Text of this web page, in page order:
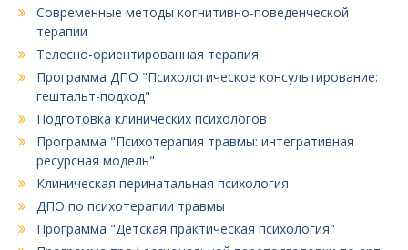
Современные методы когнитивно-поведенческой
терапии
Телесно-ориентированная терапия
Программа ДПО "Психологическое консультирование:
гештальт-подход"
Подготовка клинических психологов
Программа "Психотерапия травмы: интегративная
ресурсная модель"
Клиническая перинатальная психология
ДПО по психотерапии травмы
Программа "Детская практическая психология"